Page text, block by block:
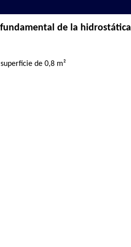
de la hidrostática
de 0,8 m²